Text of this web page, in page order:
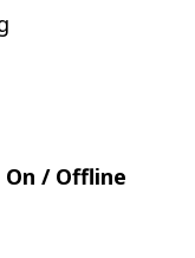
/ Offline